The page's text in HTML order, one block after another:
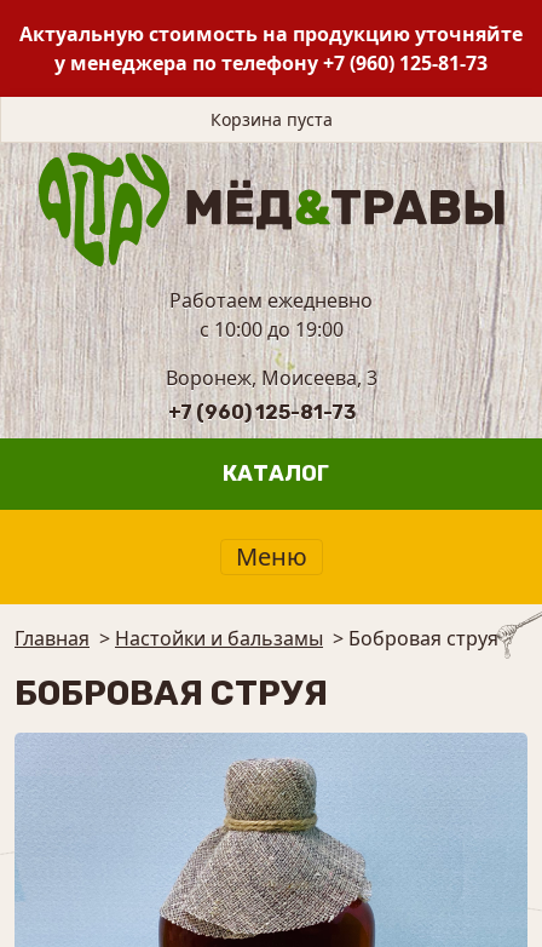
Актуальную стоимость на продукцию уточняйте
у менеджера по телефону+7 (960) 125-81-73
Корзина пуста
Работаем ежедневно
с 10:00 до 19:00
Воронеж, Моисеева, 3
+7 (960) 125-81-73
КАТАЛОГ
Меню
Главная > Настойки и бальзамы > Бобровая струя
БОБРОВАЯ СТРУЯ